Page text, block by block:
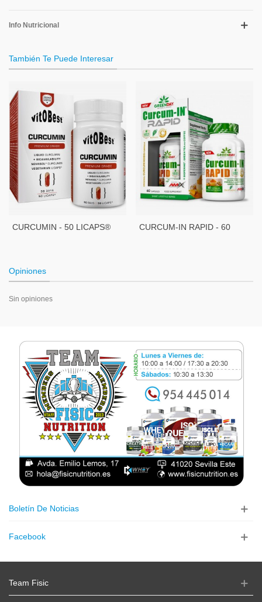
Info Nutricional
También Te Puede Interesar
CURCUMIN - 50 LICAPS®
CURCUM-IN RAPID - 60
Opiniones
Sin opiniones
Boletín De Noticias
Facebook
Team Fisic